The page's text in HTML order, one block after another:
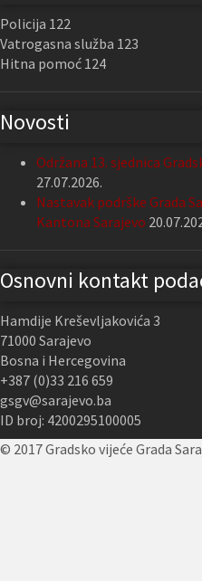
Policija 122
Vatrogasna služba 123
Hitna pomoć 124
Novosti
Održana 13. sjednica
27.07.2026.
Nastavak podrške Grada
Kantona Sarajevo
Osnovni kontakt
Hamdije Kreševljakovića 3
71000 Sarajevo
Bosna i Hercegovina
+387 (0)33 216 659
gsgv@sarajevo.ba
ID broj: 4200295100005
© 2017 Gradsko vijeće Grada